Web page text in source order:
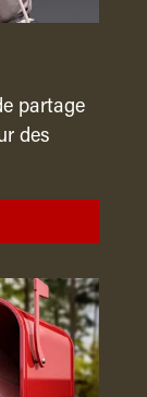
partage
des